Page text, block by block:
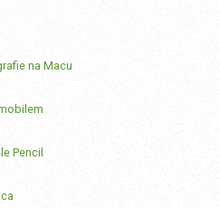
na Macu
Pencil